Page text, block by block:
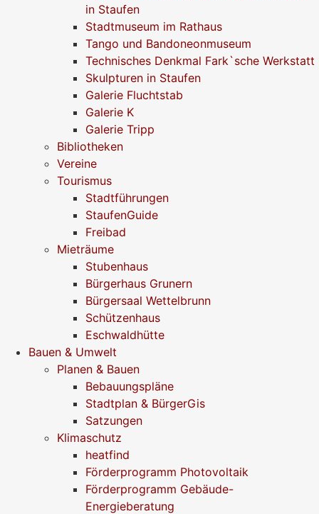
in Staufen
Stadtmuseum im Rathaus
Tango und Bandoneonmuseum
Technisches Denkmal Fark`sche Werkstatt
Skulpturen in Staufen
Galerie Fluchtstab
Galerie K
Galerie Tripp
Bibliotheken
Vereine
Tourismus
Stadtführungen
StaufenGuide
Freibad
Mieträume
Stubenhaus
Bürgerhaus Grunern
Bürgersaal Wettelbrunn
Schützenhaus
Eschwaldhütte
Bauen & Umwelt
Planen & Bauen
Bebauungspläne
Stadtplan & BürgerGis
Satzungen
Klimaschutz
heatfind
Förderprogramm Photovoltaik
Förderprogramm Gebäude-
Energieberatung